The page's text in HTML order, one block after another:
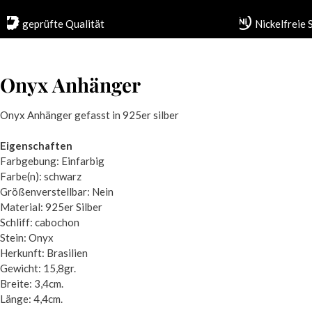
geprüfte Qualität Nickelfreie
Onyx Anhänger
Onyx Anhänger gefasst in 925er silber
Eigenschaften
Farbgebung: Einfarbig
Farbe(n): schwarz
Größenverstellbar: Nein
Material: 925er Silber
Schliff: cabochon
Stein: Onyx
Herkunft: Brasilien
Gewicht: 15,8gr.
Breite: 3,4cm.
Länge: 4,4cm.